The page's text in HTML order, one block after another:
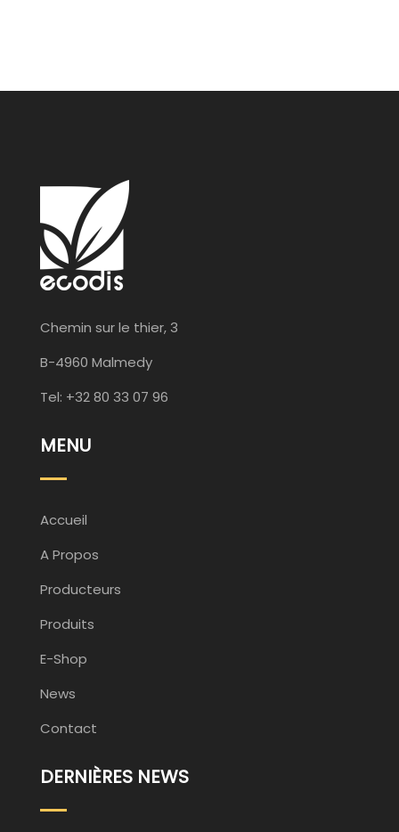
Chemin sur le thier, 3
B-4960 Malmedy
Tel: +32 80 33 07 96
MENU
Accueil
A Propos
Producteurs
Produits
E-Shop
News
Contact
DERNIÈRES NEWS